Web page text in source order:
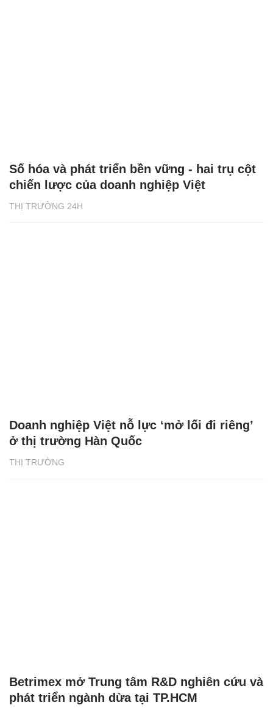
THỊ TRƯỜNG 24H
Số hóa và phát triển bền vững - hai trụ cột
chiến lược của doanh nghiệp Việt
THỊ TRƯỜNG
Doanh nghiệp Việt nỗ lực ‘mở lối đi riêng’
ở thị trường Hàn Quốc
Betrimex mở Trung tâm R&D nghiên cứu và
phát triển ngành dừa tại TP.HCM